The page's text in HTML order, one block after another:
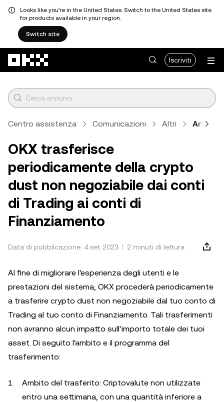
Looks like you're in the United States. Switch to the United States site
for products available in your region.
Switch site
Iscriviti
Centro assistenza Comunicazioni Altri Articolo
OKX trasferisce
periodicamente della crypto
dust non negoziabile dai conti
di Trading ai conti di
Finanziamento
Data di pubblicazione: 4 set 2023 2 minuti di lettura
Al fine di migliorare l'esperienza degli utenti e le
prestazioni del sistema, OKX procederà periodicamente
a trasferire crypto dust non negoziabile dal tuo conto di
Trading al tuo conto di Finanziamento. Tali trasferimenti
non avranno alcun impatto sull'importo totale dei tuoi
asset. Di seguito l'ambito e il programma del
trasferimento:
Ambito del trasferito: Criptovalute non utilizzate
entro una settimana, con una quantità inferiore a